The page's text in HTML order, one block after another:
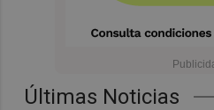
Últimas Noticias